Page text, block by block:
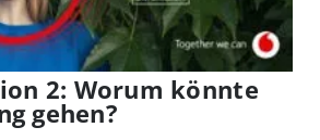
2: Worum könnte
gehen?